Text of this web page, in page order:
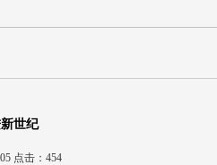
世纪
点击：454